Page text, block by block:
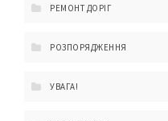
РЕМОНТ ДОРІГ
РОЗПОРЯДЖЕННЯ
УВАГА!